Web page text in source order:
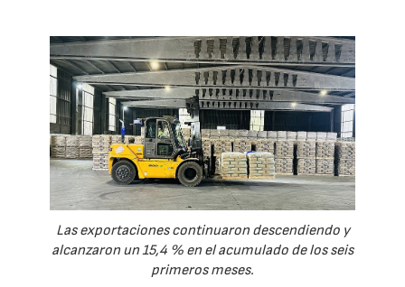
Las exportaciones continuaron descendiendo y
alcanzaron un 15,4 % en el acumulado de los seis
primeros meses.